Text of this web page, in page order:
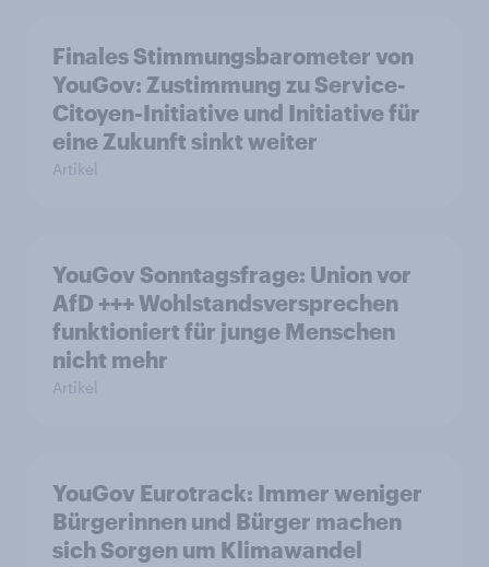
Finales Stimmungsbarometer von
YouGov: Zustimmung zu Service-
Citoyen-Initiative und Initiative für
eine Zukunft sinkt weiter
Artikel
YouGov Sonntagsfrage: Union vor
AfD +++ Wohlstandsversprechen
funktioniert für junge Menschen
nicht mehr
Artikel
YouGov Eurotrack: Immer weniger
Bürgerinnen und Bürger machen
sich Sorgen um Klimawandel